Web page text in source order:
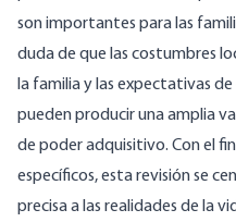
son importantes para las
duda de que las costumbres
la familia y las expectativas
pueden producir una amplia
de poder adquisitivo. Con el
específicos, esta revisión se
precisa a las realidades de la